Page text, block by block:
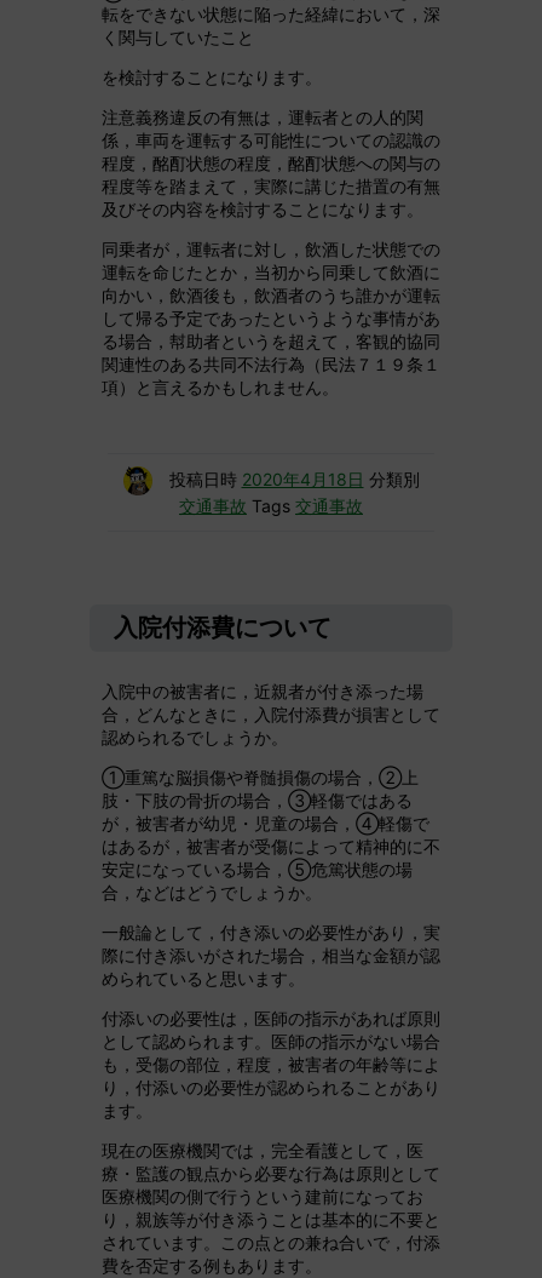
転をできない状態に陥った経緯において，深
く関与していたこと
を検討することになります。
注意義務違反の有無は，運転者との人的関
係，車両を運転する可能性についての認識の
程度，酩酊状態の程度，酩酊状態への関与の
程度等を踏まえて，実際に講じた措置の有無
及びその内容を検討することになります。
同乗者が，運転者に対し，飲酒した状態での
運転を命じたとか，当初から同乗して飲酒に
向かい，飲酒後も，飲酒者のうち誰かが運転
して帰る予定であったというような事情があ
る場合，幇助者というを超えて，客観的協同
関連性のある共同不法行為（民法７１９条１
項）と言えるかもしれません。
投稿日時 2020年4月18日 分類別
交通事故 Tags 交通事故
入院付添費について
入院中の被害者に，近親者が付き添った場
合，どんなときに，入院付添費が損害として
認められるでしょうか。
①重篤な脳損傷や脊髄損傷の場合，②上
肢・下肢の骨折の場合，③軽傷ではある
が，被害者が幼児・児童の場合，④軽傷で
はあるが，被害者が受傷によって精神的に不
安定になっている場合，⑤危篤状態の場
合，などはどうでしょうか。
一般論として，付き添いの必要性があり，実
際に付き添いがされた場合，相当な金額が認
められていると思います。
付添いの必要性は，医師の指示があれば原則
として認められます。医師の指示がない場合
も，受傷の部位，程度，被害者の年齢等によ
り，付添いの必要性が認められることがあり
ます。
現在の医療機関では，完全看護として，医
療・監護の観点から必要な行為は原則として
医療機関の側で行うという建前になってお
り，親族等が付き添うことは基本的に不要と
されています。この点との兼ね合いで，付添
費を否定する例もあります。